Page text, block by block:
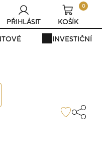
INVESTIČNÍ
PŘIHLÁSIT
0
KOŠÍK